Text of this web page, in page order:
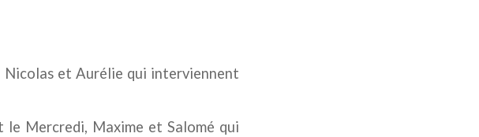
Nicolas et Aurélie qui interviennent
Mercredi, Maxime et Salomé qui